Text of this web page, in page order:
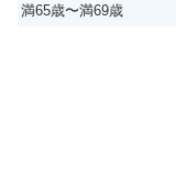
満65歳〜満69歳